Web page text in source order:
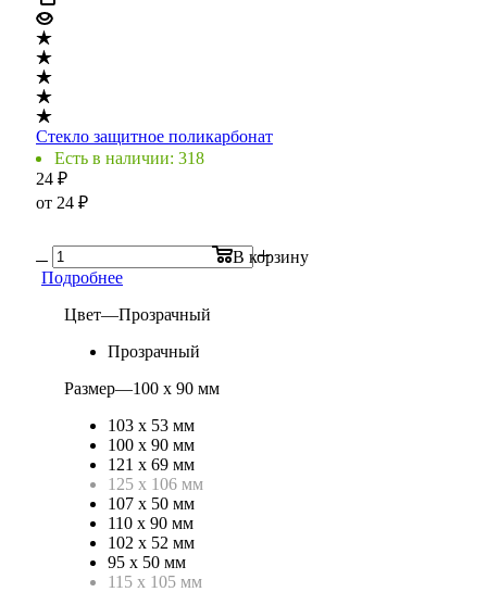
Стекло защитное поликарбонат
Есть в наличии: 318
24 ₽
от 24 ₽
В корзину
Подробнее
Цвет—Прозрачный
Прозрачный
Размер—100 х 90 мм
103 х 53 мм
100 х 90 мм
121 х 69 мм
125 х 106 мм
107 х 50 мм
110 х 90 мм
102 х 52 мм
95 х 50 мм
115 х 105 мм